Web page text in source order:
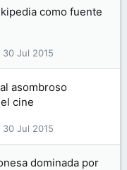
como fuente
30 Jul 2015
asombroso
cine
30 Jul 2015
dominada por